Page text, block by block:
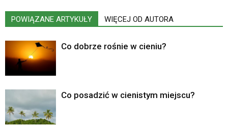
POWIĄZANE ARTYKUŁY WIĘCEJ OD AUTORA
Co dobrze rośnie w cieniu?
Co posadzić w cienistym miejscu?